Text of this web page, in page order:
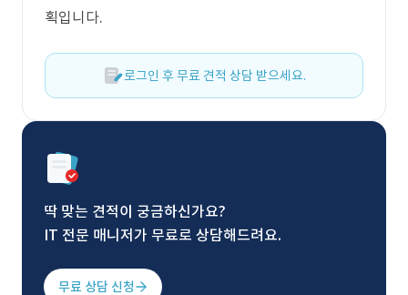
획입니다.
로그인 후 무료 견적 상담 받으세요.
딱 맞는 견적이 궁금하신가요?
IT 전문 매니저가 무료로 상담해드려요.
무료 상담 신청